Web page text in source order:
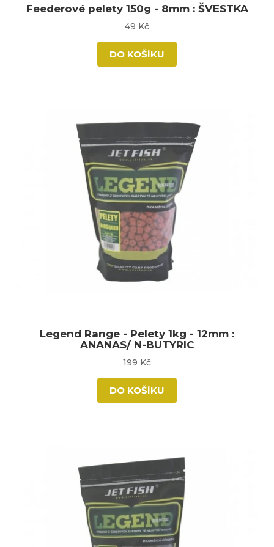
Feederové pelety 150g - 8mm : ŠVESTKA
49 Kč
DO KOŠÍKU
Legend Range - Pelety 1kg - 12mm :
ANANAS/ N-BUTYRIC
199 Kč
DO KOŠÍKU